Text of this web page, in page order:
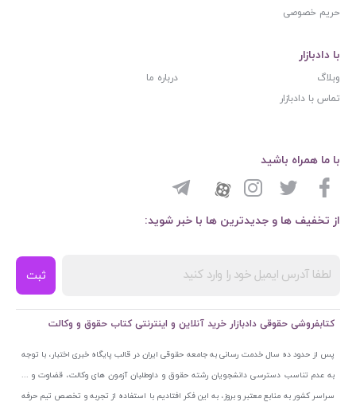
حریم خصوصی
با دادبازار
وبلاگ
درباره ما
تماس با دادبازار
از تخفیف ها و جدیدترین ها با خبر شوید:
ثبت
با ما همراه باشید
کتابفروشی حقوقی دادبازار خرید آنلاین و اینترنتی کتاب حقوق و وکالت
پس از حدود ده سال خدمت رسانی به جامعه حقوقی ایران در قالب پایگاه خبری اختبار، با توجه
به عدم تناسب دسترسی دانشجویان رشته حقوق و داوطلبان آزمون های وکالت، قضاوت و ...
سراسر کشور به منابع معتبر و بروز، به این فکر افتادیم با استفاده از تجربه و تخصص تیم حرفه